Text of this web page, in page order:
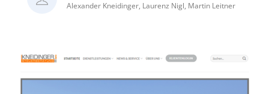
Alexander Kneidinger, Laurenz Nigl, Martin Leitner